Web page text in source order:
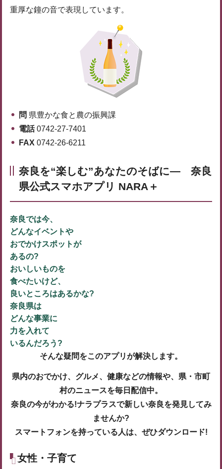
重厚な鐘の音で表現しています。
問 県豊かな食と農の振興課
電話0742-27-7401
FAX 0742-26-6211
奈良を“楽しむ”あなたのそばに― 奈良
県公式スマホアプリ NARA＋
奈良では今、
どんなイベントや
おでかけスポットが
あるの?
おいしいものを
食べたいけど、
良いところはあるかな?
奈良県は
どんな事業に
力を入れて
いるんだろう?
そんな疑問をこのアプリが解決します。
県内のおでかけ、グルメ、健康などの情報や、県・市町
村のニュースを毎日配信中。
奈良の今がわかる!ナラプラスで新しい奈良を発見してみ
ませんか?
スマートフォンを持っている人は、ぜひダウンロード!
女性・子育て